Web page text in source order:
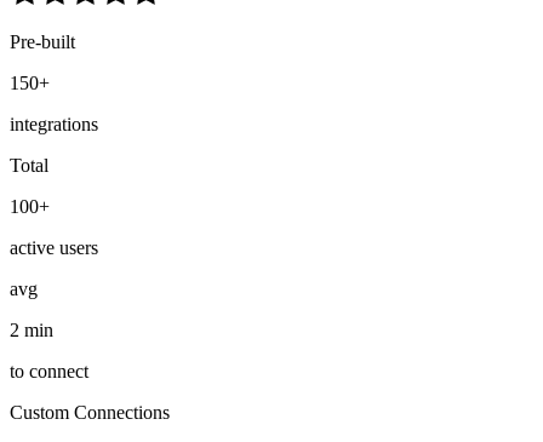
Pre-built
150+
integrations
Total
100+
active users
avg
2 min
to connect
Custom Connections